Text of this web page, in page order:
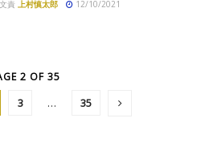
文責 上村慎太郎 12/10/2021
2 OF 35
3 … 35